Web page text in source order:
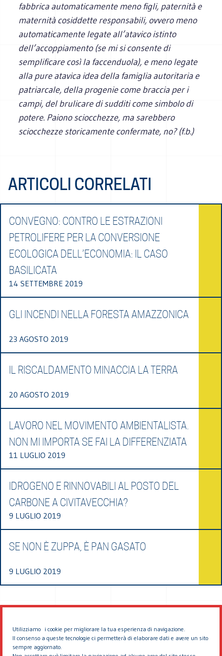
Utilizziamo i cookie per migliorare la tua esperienza di navigazione.
Il consenso a queste tecnologie ci permetterà di elaborare dati e avere un sito
sempre aggiornato.
fabbrica automaticamente meno figli, paternità e
maternità cosiddette responsabili, ovvero meno
automaticamente legate all’atavico istinto
dell’accoppiamento (se mi si consente di
semplificare così la faccenduola), e meno legate
alla pure atavica idea della famiglia autoritaria e
patriarcale, della progenie come braccia per i
campi, del brulicare di sudditi come simbolo di
potere. Paiono sciocchezze, ma sarebbero
sciocchezze storicamente confermate, no? (f.b.)
ARTICOLI CORRELATI
CONVEGNO: CONTRO LE ESTRAZIONI
PETROLIFERE PER LA CONVERSIONE
ECOLOGICA DELL’ECONOMIA: IL CASO
BASILICATA
14 SETTEMBRE 2019
GLI INCENDI NELLA FORESTA AMAZZONICA
23 AGOSTO 2019
IL RISCALDAMENTO MINACCIA LA TERRA
20 AGOSTO 2019
LAVORO NEL MOVIMENTO AMBIENTALISTA.
NON MI IMPORTA SE FAI LA DIFFERENZIATA
11 LUGLIO 2019
IDROGENO E RINNOVABILI AL POSTO DEL
CARBONE A CIVITAVECCHIA?
9 LUGLIO 2019
SE NON È ZUPPA, È PAN GASATO
9 LUGLIO 2019